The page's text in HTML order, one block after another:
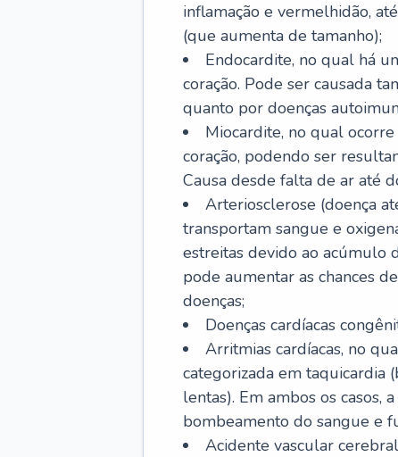
inflamação e vermelhidão,
(que aumenta de tamanho);
Endocardite, no qual há
coração. Pode ser causada
quanto por doenças
Miocardite, no qual
coração, podendo ser
Causa desde falta de ar até
Arteriosclerose (doença
transportam sangue e
estreitas devido ao acúmulo
pode aumentar as chances
doenças;
Doenças cardíacas
Arritmias cardíacas, no
categorizada em taquicardia
lentas). Em ambos os
bombeamento do sangue e
Acidente vascular